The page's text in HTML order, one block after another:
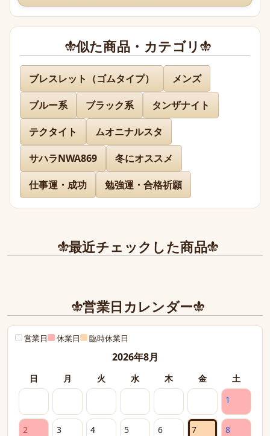
名無し 様
先日通販を利用させて頂きましたが迅速に対応、お送り下
さりまして有難うございました。
どのお品物も画像で見た以上に美しく、お迎えできて本当
に嬉しかったです。
また、丁寧であたたかいお手紙やプレゼントまで同封下さ
り有難うございました！感激致しました。
似た商品・カテゴリ
ブレスレット（ゴムタイプ）
メンズ
ブルー系
ブラック系
タンザナイト
テクタイト
ムオニナルスタ
サハラNWA869
冬にオススメ
仕事運・成功
勉強運・合格祈願
最近チェックした商品
営業日カレンダー
営業日 休業日 臨時休業日
2026年8月
日 月 火 水 木 金
土
1
2 3 4 5 6 7 8